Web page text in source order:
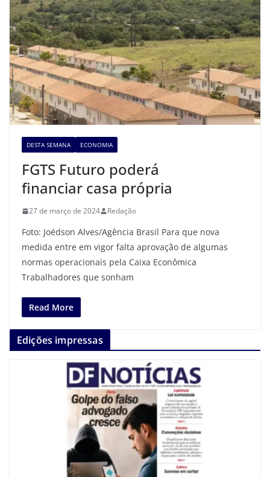
DESTA SEMANA ECONOMIA
FGTS Futuro poderá
financiar casa própria
27 de março de 2024 Redação
Foto: Joédson Alves/Agência Brasil Para que nova
medida entre em vigor falta aprovação de algumas
normas operacionais pela Caixa Econômica
Trabalhadores que sonham
Read More
Edições impressas